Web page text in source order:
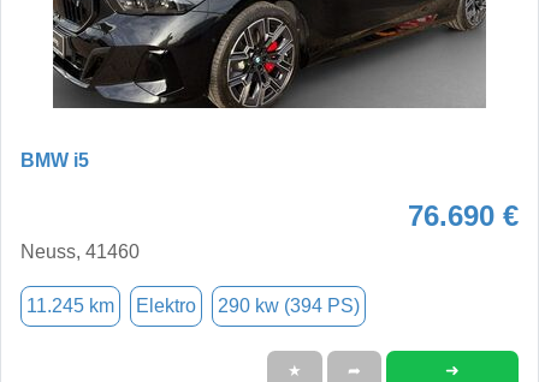
BMW i5
76.690 €
Neuss, 41460
11.245 km Elektro 290 kw (394 PS)
★ ➦ ➜